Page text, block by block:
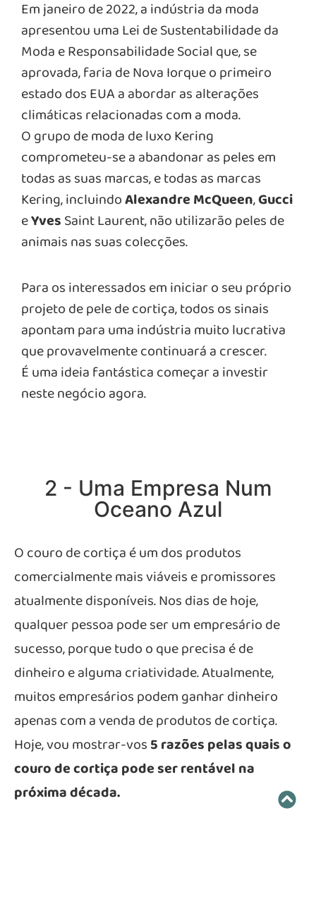
Em janeiro de 2022, a indústria da moda
apresentou uma Lei de Sustentabilidade da
Moda e Responsabilidade Social que, se
aprovada, faria de Nova Iorque o primeiro
estado dos EUA a abordar as alterações
climáticas relacionadas com a moda.
O grupo de moda de luxo Kering
comprometeu-se a abandonar as peles em
todas as suas marcas, e todas as marcas
Kering, incluindoAlexandreMcQueen,Gucci
eYvesSaint Laurent, não utilizarão peles de
animais nas suas colecções.
Para os interessados em iniciar o seu próprio
projeto de pele de cortiça, todos os sinais
apontam para uma indústria muito lucrativa
que provavelmente continuará a crescer.
É uma ideia fantástica começar a investir
neste negócio agora.
2 - Uma Empresa Num
Oceano Azul
O couro de cortiça é um dos produtos
comercialmente mais viáveis e promissores
atualmente disponíveis. Nos dias de hoje,
qualquer pessoa pode ser um empresário de
sucesso, porque tudo o que precisa é de
dinheiro e alguma criatividade. Atualmente,
muitos empresários podem ganhar dinheiro
apenas com a venda de produtos de cortiça.
Hoje, vou mostrar-vos5 razões pelas quais o
couro de cortiça pode ser rentável na
próxima década.